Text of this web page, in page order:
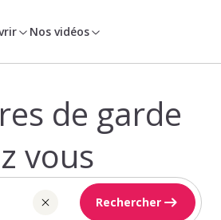
Nos vidéos
de garde
vous
Rechercher